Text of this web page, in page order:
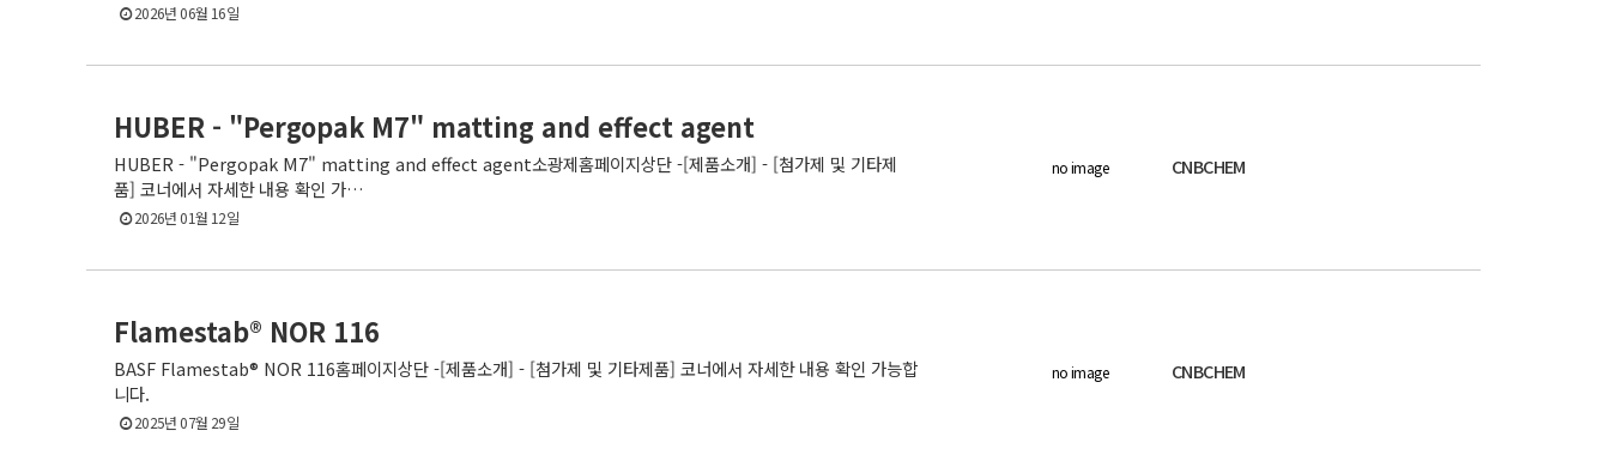
2026년 06월 16일
HUBER - "Pergopak M7" matting and effect agent
HUBER - "Pergopak M7" matting and effect agent소광제홈페이지상단 -[제품소개] - [첨가제 및 기타제
품] 코너에서 자세한 내용 확인 가…
2026년 01월 12일
no image CNBCHEM
Flamestab® NOR 116
BASF Flamestab® NOR 116홈페이지상단 -[제품소개] - [첨가제 및 기타제품] 코너에서 자세한 내용 확인 가능합
니다.
2025년 07월 29일
no image CNBCHEM